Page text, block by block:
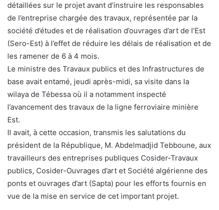
détaillées sur le projet avant d’instruire les responsables
de l’entreprise chargée des travaux, représentée par la
société d’études et de réalisation d’ouvrages d’art de l’Est
(Sero-Est) à l’effet de réduire les délais de réalisation et de
les ramener de 6 à 4 mois.
Le ministre des Travaux publics et des Infrastructures de
base avait entamé, jeudi après-midi, sa visite dans la
wilaya de Tébessa où il a notamment inspecté
l’avancement des travaux de la ligne ferroviaire minière
Est.
Il avait, à cette occasion, transmis les salutations du
président de la République, M. Abdelmadjid Tebboune, aux
travailleurs des entreprises publiques Cosider-Travaux
publics, Cosider-Ouvrages d’art et Société algérienne des
ponts et ouvrages d’art (Sapta) pour les efforts fournis en
vue de la mise en service de cet important projet.